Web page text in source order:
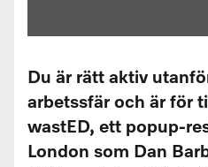
Du är rätt aktiv
arbetssfär och är för
wastED, ett popup-
London som Dan